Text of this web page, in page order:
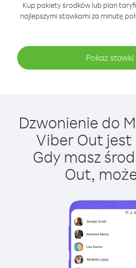
Kup pakiety środków lub plan
najlepszymi stawkami za minutę
Pokaż stawki
Dzwonienie do
Viber Out jest
Gdy masz
Out,